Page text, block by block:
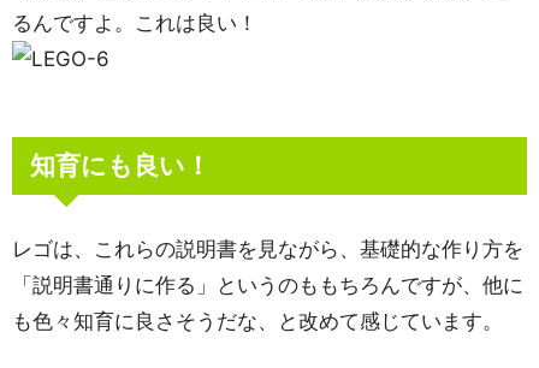
るんですよ。これは良い！
知育にも良い！
レゴは、これらの説明書を見ながら、基礎的な作り方を
「説明書通りに作る」というのももちろんですが、他に
も色々知育に良さそうだな、と改めて感じています。